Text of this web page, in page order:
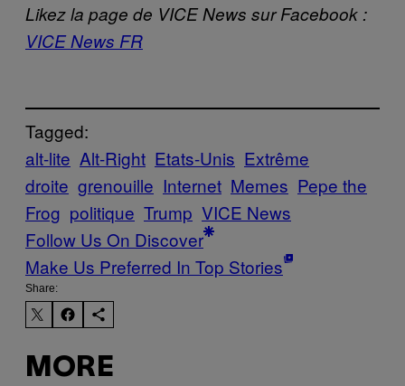
Likez la page de VICE News sur Facebook :
VICE News FR
Tagged:
alt-lite Alt-Right Etats-Unis Extrême
droite grenouille Internet Memes Pepe the
Frog politique Trump VICE News
Follow Us On Discover
Make Us Preferred In Top Stories
Share:
MORE